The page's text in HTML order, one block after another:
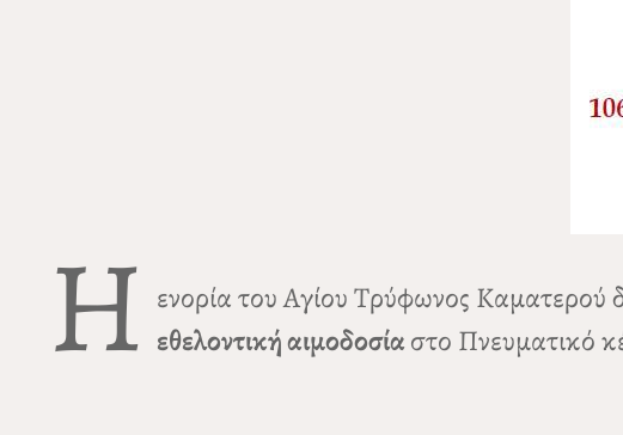
Η ενορία του Αγίου Τρύφωνος Καματερού
εθελοντική αιμοδοσίαστο Πνευματικό